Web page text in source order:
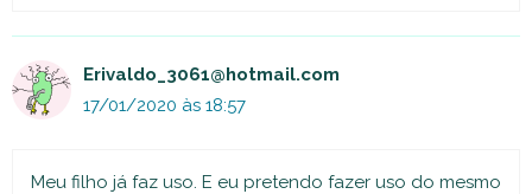
Erivaldo_3061@hotmail.com
17/01/2020 às 18:57
Meu filho já faz uso. E eu pretendo fazer uso do mesmo